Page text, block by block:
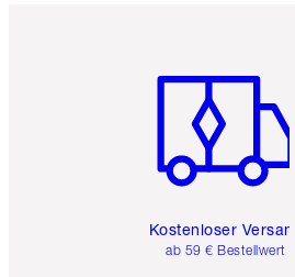
Kostenloser Versand
ab 59 € Bestellwert